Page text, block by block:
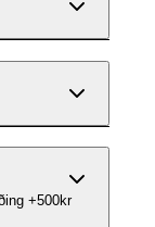
+500kr